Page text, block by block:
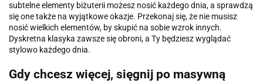
subtelne elementy biżuterii możesz nosić każdego dnia, a sprawdzą
się one także na wyjątkowe okazje. Przekonaj się, że nie musisz
nosić wielkich elementów, by skupić na sobie wzrok innych.
Dyskretna klasyka zawsze się obroni, a Ty będziesz wyglądać
stylowo każdego dnia.
Gdy chcesz więcej, sięgnij po masywną